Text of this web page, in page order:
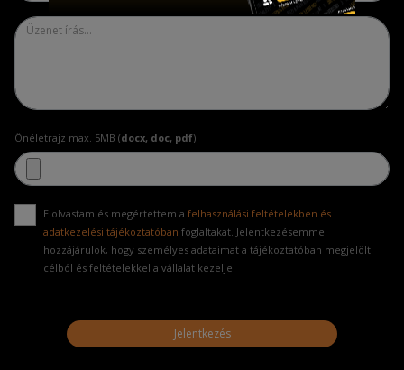
Önéletrajz max. 5MB (docx, doc, pdf):
Elolvastam és megértettem a felhasználási feltételekben és
adatkezelési tájékoztatóban foglaltakat. Jelentkezésemmel
hozzájárulok, hogy személyes adataimat a tájékoztatóban megjelölt
célból és feltételekkel a vállalat kezelje.
Jelentkezés